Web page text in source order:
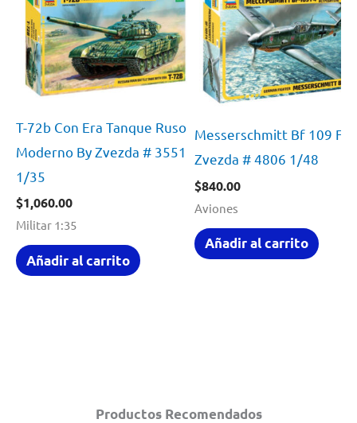
Productos Recomendados
T-72b Con Era Tanque Ruso
Moderno By Zvezda # 3551
1/35
$1,060.00
Militar 1:35
Añadir al carrito
Messerschmitt Bf 109 F4
Zvezda # 4806 1/48
$840.00
Aviones
Añadir al carrito